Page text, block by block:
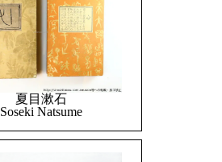
夏目漱石
Soseki Natsume